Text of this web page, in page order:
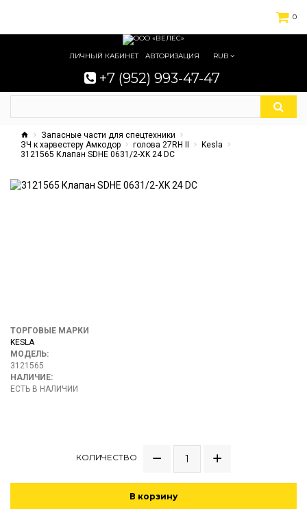
0
ЛИЧНЫЙ КАБИНЕТ АВТОРИЗАЦИЯ RUB
+7 (952) 993-47-47
Запасные части для спецтехники
ЗЧ к харвестеру Амкодор
голова 27RH II
Kesla
3121565 Клапан SDHE 0631/2-XK 24 DC
ТОРГОВЫЕ МАРКИ
KESLA
МОДЕЛЬ:
3121565
НАЛИЧИЕ:
ЕСТЬ В НАЛИЧИИ
КОЛИЧЕСТВО
В корзину